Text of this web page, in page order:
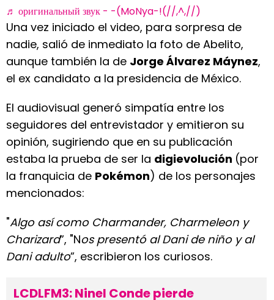
♬ оригинальный звук - -(MoNya-!(//,^,//)
Una vez iniciado el video, para sorpresa de
nadie, salió de inmediato la foto de Abelito,
aunque también la de Jorge Álvarez Máynez,
el ex candidato a la presidencia de México.
El audiovisual generó simpatía entre los
seguidores del entrevistador y emitieron su
opinión, sugiriendo que en su publicación
estaba la prueba de ser la digievolución (por
la franquicia de Pokémon) de los personajes
mencionados:
"Algo así como Charmander, Charmeleon y
Charizard”, "Nos presentó al Dani de niño y al
Dani adulto”, escribieron los curiosos.
LCDLFM3: Ninel Conde pierde